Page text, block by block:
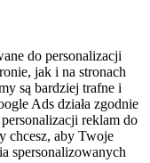
do personalizacji
jak i na stronach
są bardziej trafne i
Ads działa zgodnie
reklam do
chcesz, aby Twoje
spersonalizowanych